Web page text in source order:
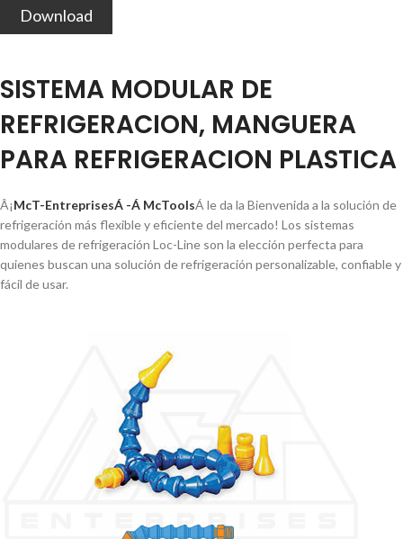
Download
SISTEMA MODULAR DE
REFRIGERACION, MANGUERA
PARA REFRIGERACION PLASTICA
Â¡McT-EntreprisesÁ -Á McToolsÁ le da la Bienvenida a la solución de
refrigeración más flexible y eficiente del mercado! Los sistemas
modulares de refrigeración Loc-Line son la elección perfecta para
quienes buscan una solución de refrigeración personalizable, confiable y
fácil de usar.